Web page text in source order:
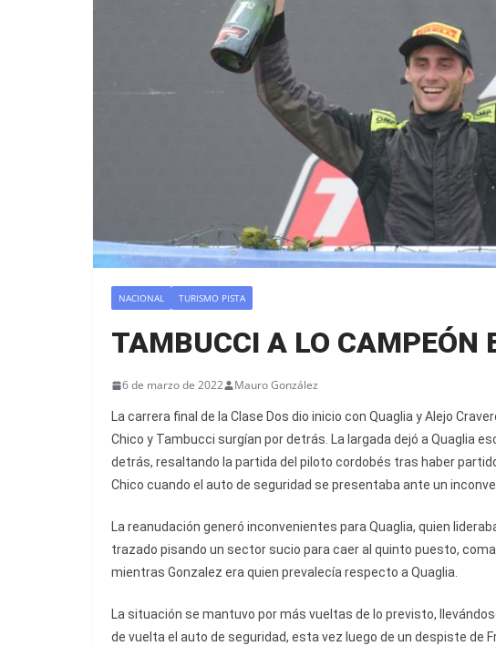
NACIONAL TURISMO PISTA
TAMBUCCI A LO CAMPEÓN
6 de marzo de 2022 Mauro González
La carrera final de la Clase Dos dio inicio con Quaglia y Alejo
Chico y Tambucci surgían por detrás. La largada dejó a Quaglia
detrás, resaltando la partida del piloto cordobés tras haber
Chico cuando el auto de seguridad se presentaba ante un
La reanudación generó inconvenientes para Quaglia, quien
trazado pisando un sector sucio para caer al quinto puesto,
mientras Gonzalez era quien prevalecía respecto a Quaglia.
La situación se mantuvo por más vueltas de lo previsto,
de vuelta el auto de seguridad, esta vez luego de un despiste de